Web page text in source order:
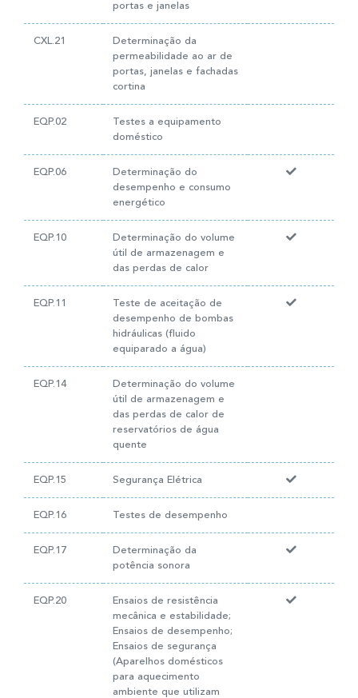
portas e janelas
CXL.21
Determinação da
permeabilidade ao ar de
portas, janelas e fachadas
cortina
EQP.02
Testes a equipamento
doméstico
EQP.06
Determinação do
desempenho e consumo
energético
EQP.10
Determinação do volume
útil de armazenagem e
das perdas de calor
EQP.11
Teste de aceitação de
desempenho de bombas
hidráulicas (fluido
equiparado a água)
EQP.14
Determinação do volume
útil de armazenagem e
das perdas de calor de
reservatórios de água
quente
EQP.15 Segurança Elétrica
EQP.16 Testes de desempenho
EQP.17
Determinação da
potência sonora
EQP.20
Ensaios de resistência
mecânica e estabilidade;
Ensaios de desempenho;
Ensaios de segurança
(Aparelhos domésticos
para aquecimento
ambiente que utilizam